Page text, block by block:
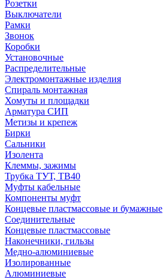
Розетки
Выключатели
Рамки
Звонок
Коробки
Установочные
Распределительные
Электромонтажные изделия
Спираль монтажная
Хомуты и площадки
Арматура СИП
Метизы и крепеж
Бирки
Сальники
Изолента
Клеммы, зажимы
Трубка ТУТ, ТВ40
Муфты кабельные
Компоненты муфт
Концевые пластмассовые и бумажные
Соединительные
Концевые пластмассовые
Наконечники, гильзы
Медно-алюминиевые
Изолированные
Алюминиевые